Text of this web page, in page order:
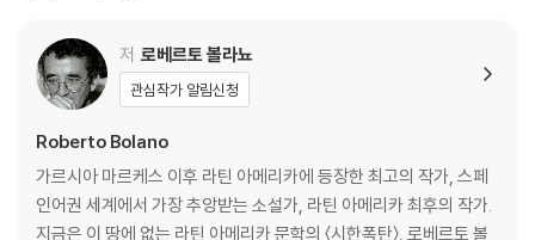
Sus escenarios son Mexico, Nicaragua, Estados Unidos, Franci
a, Espana, Austria, Israel, Africa, siempre al compas de los det
ectives salvajes poetas desperados≫, traficantes ocasional
s de este libro que puede leerse como un refinadisimo thriller
wellesiano, atravesado por un humor iconoclasta y feroz. Entr
e los personajes destaca un fotografo espanol en el ultimo es
calon de la desesperacion, un neonazi borderline, un torero m
저 로베르토 볼라뇨
관심작가 알림신청
Roberto Bolano
가르시아 마르케스 이후 라틴 아메리카에 등장한 최고의 작가, 스페
인어권 세계에서 가장 추앙받는 소설가, 라틴 아메리카 최후의 작가.
지금은 이 땅에 없는 라틴 아메리카 문학의 〈시한폭탄〉, 로베르토 볼